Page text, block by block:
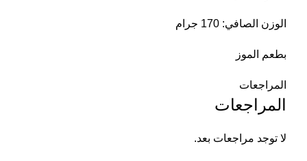
الوزن الصافي: 170 جرام
بطعم الموز
المراجعات
المراجعات
لا توجد مراجعات بعد.